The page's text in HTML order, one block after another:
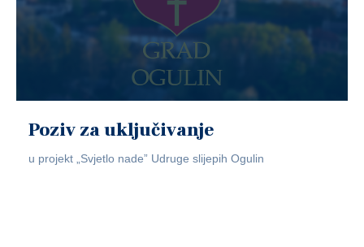
Poziv za uključivanje
u projekt „Svjetlo nade” Udruge slijepih Ogulin